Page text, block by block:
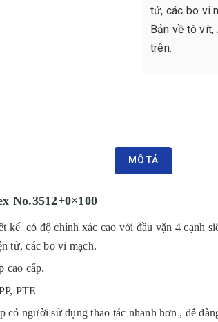
tử, các bo vi
Bản về tô vít,
trên.
MÔ TẢ
No.3512+0×100
kế có độ chính xác cao với đầu vặn 4 cạnh
tử, các bo vi mạch.
cao cấp.
PTE
có người sử dụng thao tác nhanh hơn , dễ